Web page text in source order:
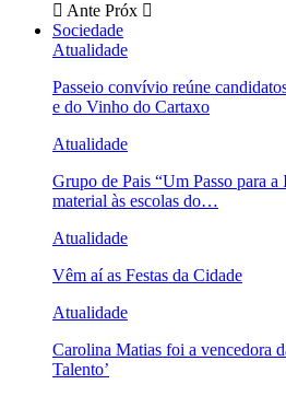
Ante Próx
Sociedade
Atualidade
Passeio convívio reúne
e do Vinho do Cartaxo
Atualidade
Grupo de Pais “Um Passo para
material às escolas do…
Atualidade
Vêm aí as Festas da Cidade
Atualidade
Carolina Matias foi a vencedora
Talento’